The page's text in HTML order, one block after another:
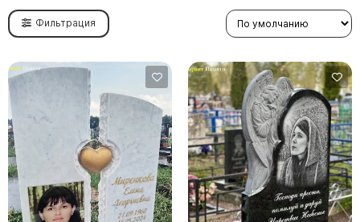
Участникам СВО
Памятники из гранита
Памятники из мрамора
Фильтрация